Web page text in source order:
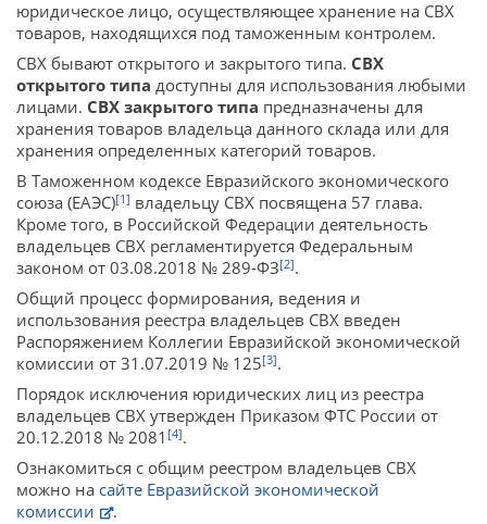
юридическое лицо, осуществляющее хранение на СВХ
товаров, находящихся под таможенным контролем.
СВХ бывают открытого и закрытого типа. СВХ
открытого типа доступны для использования любыми
лицами. СВХ закрытого типа предназначены для
хранения товаров владельца данного склада или для
хранения определенных категорий товаров.
В Таможенном кодексе Евразийского экономического
союза (ЕАЭС)[1] владельцу СВХ посвящена 57 глава.
Кроме того, в Российской Федерации деятельность
владельцев СВХ регламентируется Федеральным
законом от 03.08.2018 № 289-ФЗ[2].
Общий процесс формирования, ведения и
использования реестра владельцев СВХ введен
Распоряжением Коллегии Евразийской экономической
комиссии от 31.07.2019 № 125[3].
Порядок исключения юридических лиц из реестра
владельцев СВХ утвержден Приказом ФТС России от
20.12.2018 № 2081 [4].
Ознакомиться с общим реестром владельцев СВХ
можно на сайте Евразийской экономической
комиссии
.